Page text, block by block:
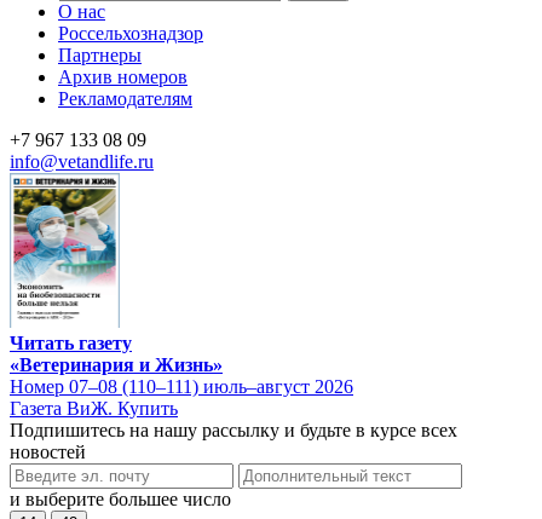
О нас
Россельхознадзор
Партнеры
Архив номеров
Рекламодателям
+7 967 133 08 09
info@vetandlife.ru
Читать газету
«Ветеринария и Жизнь»
Номер 07–08 (110–111) июль–август 2026
Газета ВиЖ. Купить
Подпишитесь на нашу рассылку и будьте в курсе всех
новостей
и выберите большее число